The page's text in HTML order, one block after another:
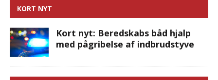
KORT NYT
Kort nyt: Beredskabs båd hjalp
med pågribelse af indbrudstyve